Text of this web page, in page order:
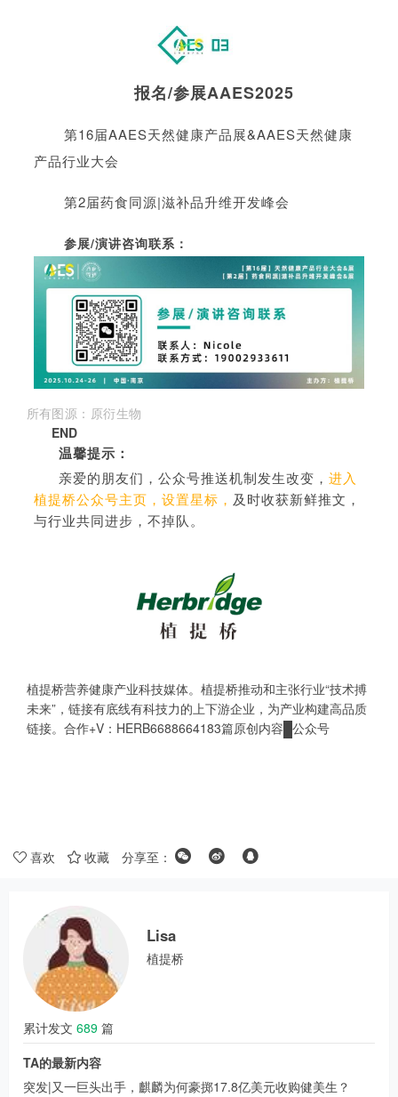
报名/参展AAES2025
第16届AAES天然健康产品展&AAES天然健康
产品行业大会
第2届药食同源|滋补品升维开发峰会
参展/演讲咨询联系：
所有图源 ： 原衍生物
END
温馨提示：
亲爱的朋友们，公众号推送机制发生改变， 进入
植提桥公众号主页，设置星标， 及时收获新鲜推文，
与行业共同进步，不掉队。
植提桥营养健康产业科技媒体。植提桥推动和主张行业“技术搏
未来”，链接有底线有科技力的上下游企业，为产业构建高品质
链接。合作+V：HERB6688664183篇原创内容 公众号
喜欢 收藏 分享至：
Lisa
植提桥
累计发文 689 篇
TA的最新内容
突发|又一巨头出手，麒麟为何豪掷17.8亿美元收购健美生？